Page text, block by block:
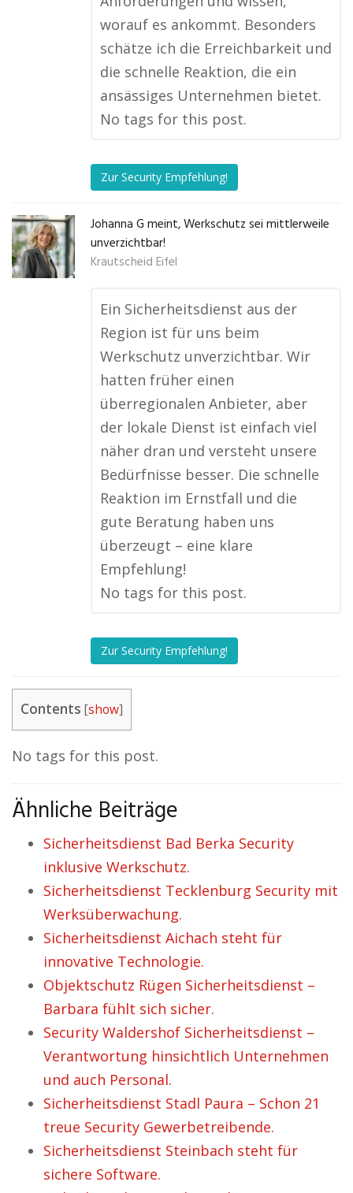
worauf es ankommt. Besonders
schätze ich die Erreichbarkeit und
die schnelle Reaktion, die ein
ansässiges Unternehmen bietet.
No tags for this post.
Zur Security Empfehlung!
Johanna G meint, Werkschutz sei mittlerweile
unverzichtbar!
Krautscheid Eifel
Ein Sicherheitsdienst aus der
Region ist für uns beim
Werkschutz unverzichtbar. Wir
hatten früher einen
überregionalen Anbieter, aber
der lokale Dienst ist einfach viel
näher dran und versteht unsere
Bedürfnisse besser. Die schnelle
Reaktion im Ernstfall und die
gute Beratung haben uns
überzeugt – eine klare
Empfehlung!
No tags for this post.
Zur Security Empfehlung!
Contents [show]
No tags for this post.
Ähnliche Beiträge
Sicherheitsdienst Bad Berka Security
inklusive Werkschutz.
Sicherheitsdienst Tecklenburg Security mit
Werksüberwachung.
Sicherheitsdienst Aichach steht für
innovative Technologie.
Objektschutz Rügen Sicherheitsdienst –
Barbara fühlt sich sicher.
Security Waldershof Sicherheitsdienst –
Verantwortung hinsichtlich Unternehmen
und auch Personal.
Sicherheitsdienst Stadl Paura – Schon 21
treue Security Gewerbetreibende.
Sicherheitsdienst Steinbach steht für
sichere Software.